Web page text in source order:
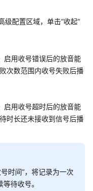
级配置区域，单击“收起”
启用收号错误后的放音能
次数范围内收号失败后播
启用收号超时后的放音能
时长还未接收到信号后播
时间”，将记录为一次
待收号。